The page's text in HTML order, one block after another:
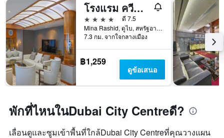
โรงแรม ควีน เอลิซาเบธ 2 บาย แอคคอร์
4 ดาว
ดี 7.5
Mina Rashid, ดูไบ, สหรัฐอาหรับเอมิเรตส์
7.3 กม. จากใจกลางเมือง
฿1,259
ดูข้อเสนอ
พักที่ไหนในDubai City Centreดี?
เลื่อนดูและซูมเข้าพื้นที่ใกล้Dubai City Centreที่คุณวางแผน